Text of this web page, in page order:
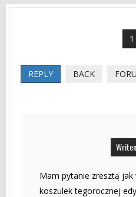
1
REPLY BACK
Mam pytanie zresztą
koszulek tegorocznej